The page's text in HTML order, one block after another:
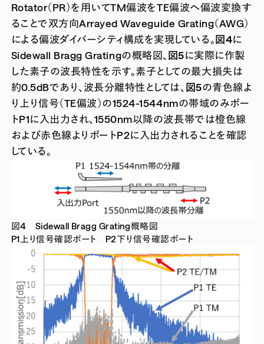
Rotator（PR）を用いてTM偏波をTE偏波へ偏波変換す
ることで双方向Arrayed Waveguide Grating（AWG）
による偏波ダイバーシティ構成を実現している。 図4に
Sidewall Bragg Gratingの概略図、 図5に実際に作製
した素子の波長特性を示す。素子としての最大損失は
約0.5dBであり、波長分離特性としては、 図5の青色線よ
り上り信号（TE偏波）の1524-1544nmの帯域のみポー
トP1に入出力され、1550nm以降の波長帯では橙色線
および赤色線よりポートP2に入出力されることを確認
している。
図4 Sidewall Bragg Grating概略図
P1上り信号確認ポート P2下り信号確認ポート